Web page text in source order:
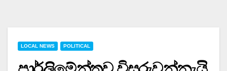
LOCAL NEWS POLITICAL